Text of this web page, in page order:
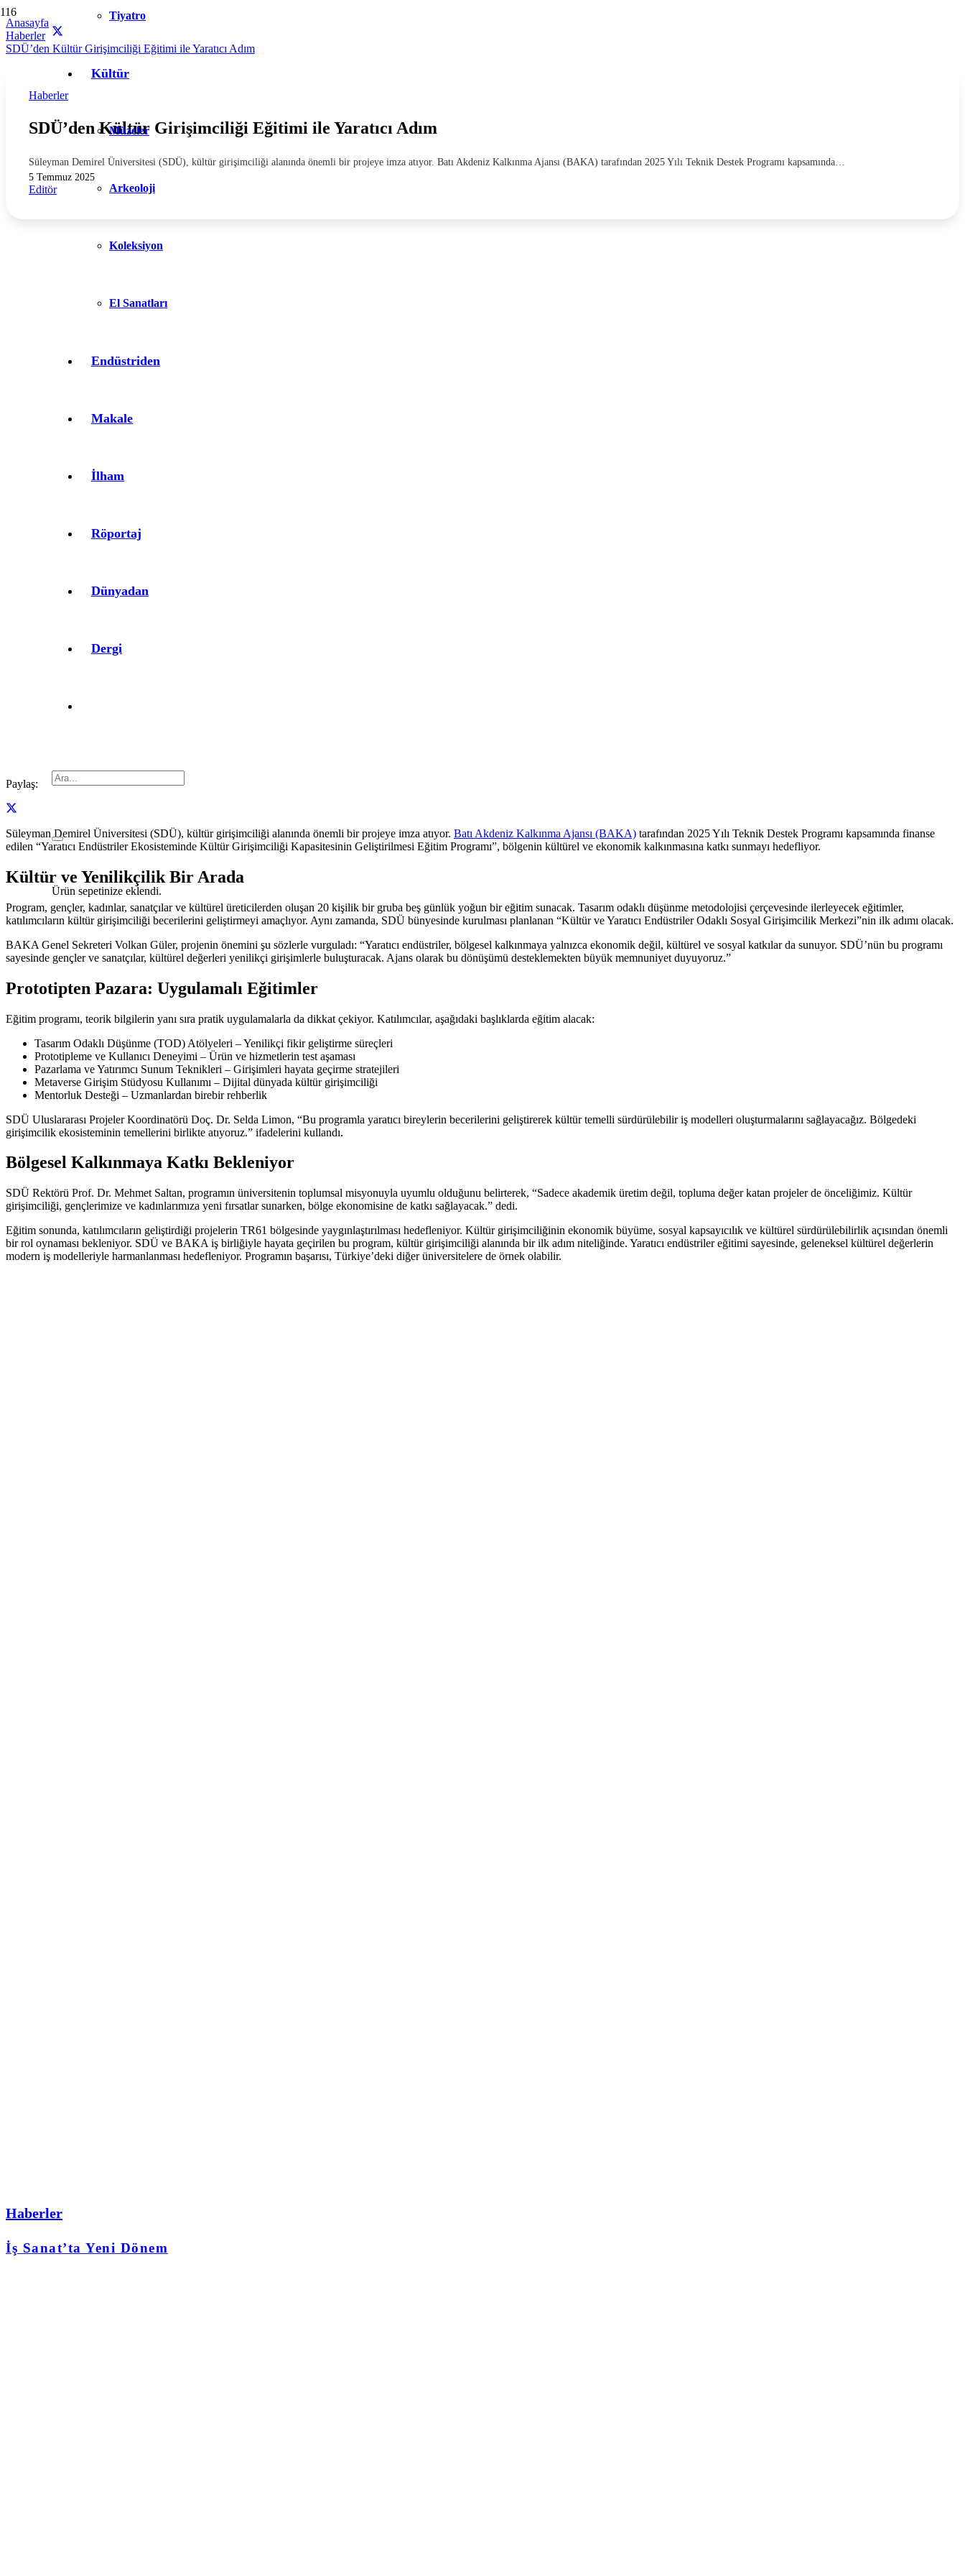
Tiyatro
Kültür
Müzeler
Arkeoloji
Koleksiyon
El Sanatları
Endüstriden
Makale
İlham
Röportaj
Dünyadan
Dergi
Ürün sepetinize eklendi.
Anasayfa
Haberler
SDÜ’den Kültür Girişimciliği Eğitimi ile Yaratıcı Adım
Haberler
SDÜ’den Kültür Girişimciliği Eğitimi ile Yaratıcı Adım
Süleyman Demirel Üniversitesi (SDÜ), kültür girişimciliği alanında önemli bir projeye imza atıyor. Batı Akdeniz Kalkınma Ajansı (BAKA) tarafından 2025 Yılı Teknik Destek Programı kapsamında…
5 Temmuz 2025
Editör
Paylaş:
Süleyman Demirel Üniversitesi (SDÜ), kültür girişimciliği alanında önemli bir projeye imza atıyor. Batı Akdeniz Kalkınma Ajansı (BAKA) tarafından 2025 Yılı Teknik Destek Programı kapsamında finanse
edilen “Yaratıcı Endüstriler Ekosisteminde Kültür Girişimciliği Kapasitesinin Geliştirilmesi Eğitim Programı”, bölgenin kültürel ve ekonomik kalkınmasına katkı sunmayı hedefliyor.
Kültür ve Yenilikçilik Bir Arada
Program, gençler, kadınlar, sanatçılar ve kültürel üreticilerden oluşan 20 kişilik bir gruba beş günlük yoğun bir eğitim sunacak. Tasarım odaklı düşünme metodolojisi çerçevesinde ilerleyecek eğitimler,
katılımcıların kültür girişimciliği becerilerini geliştirmeyi amaçlıyor. Aynı zamanda, SDÜ bünyesinde kurulması planlanan “Kültür ve Yaratıcı Endüstriler Odaklı Sosyal Girişimcilik Merkezi”nin ilk adımı olacak.
BAKA Genel Sekreteri Volkan Güler, projenin önemini şu sözlerle vurguladı: “Yaratıcı endüstriler, bölgesel kalkınmaya yalnızca ekonomik değil, kültürel ve sosyal katkılar da sunuyor. SDÜ’nün bu programı
sayesinde gençler ve sanatçılar, kültürel değerleri yenilikçi girişimlerle buluşturacak. Ajans olarak bu dönüşümü desteklemekten büyük memnuniyet duyuyoruz.”
Prototipten Pazara: Uygulamalı Eğitimler
Eğitim programı, teorik bilgilerin yanı sıra pratik uygulamalarla da dikkat çekiyor. Katılımcılar, aşağıdaki başlıklarda eğitim alacak:
Tasarım Odaklı Düşünme (TOD) Atölyeleri – Yenilikçi fikir geliştirme süreçleri
Prototipleme ve Kullanıcı Deneyimi – Ürün ve hizmetlerin test aşaması
Pazarlama ve Yatırımcı Sunum Teknikleri – Girişimleri hayata geçirme stratejileri
Metaverse Girişim Stüdyosu Kullanımı – Dijital dünyada kültür girişimciliği
Mentorluk Desteği – Uzmanlardan birebir rehberlik
SDÜ Uluslararası Projeler Koordinatörü Doç. Dr. Selda Limon, “Bu programla yaratıcı bireylerin becerilerini geliştirerek kültür temelli sürdürülebilir iş modelleri oluşturmalarını sağlayacağız. Bölgedeki
girişimcilik ekosisteminin temellerini birlikte atıyoruz.” ifadelerini kullandı.
Bölgesel Kalkınmaya Katkı Bekleniyor
SDÜ Rektörü Prof. Dr. Mehmet Saltan, programın üniversitenin toplumsal misyonuyla uyumlu olduğunu belirterek, “Sadece akademik üretim değil, topluma değer katan projeler de önceliğimiz. Kültür
girişimciliği, gençlerimize ve kadınlarımıza yeni fırsatlar sunarken, bölge ekonomisine de katkı sağlayacak.” dedi.
Eğitim sonunda, katılımcıların geliştirdiği projelerin TR61 bölgesinde yaygınlaştırılması hedefleniyor. Kültür girişimciliğinin ekonomik büyüme, sosyal kapsayıcılık ve kültürel sürdürülebilirlik açısından önemli
bir rol oynaması bekleniyor. SDÜ ve BAKA iş birliğiyle hayata geçirilen bu program, kültür girişimciliği alanında bir ilk adım niteliğinde. Yaratıcı endüstriler eğitimi sayesinde, geleneksel kültürel değerlerin
modern iş modelleriyle harmanlanması hedefleniyor. Programın başarısı, Türkiye’deki diğer üniversitelere de örnek olabilir.
Haberler
İş Sanat’ta Yeni Dönem